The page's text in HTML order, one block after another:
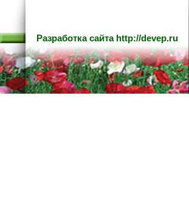
Разработка сайта http://devep.ru